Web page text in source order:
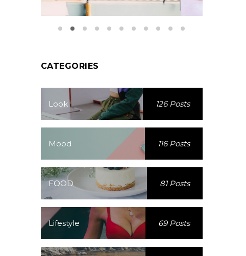
CATEGORIES
Look 126 Posts
Mood 116 Posts
FOOD 81 Posts
Lifestyle 69 Posts